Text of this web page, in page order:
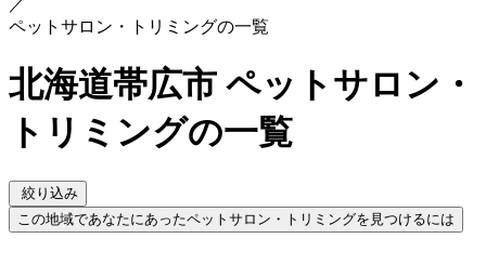
／
ペットサロン・トリミングの一覧
北海道帯広市 ペットサロン・
トリミングの一覧
絞り込み
この地域であなたにあったペットサロン・トリミングを見つけるには